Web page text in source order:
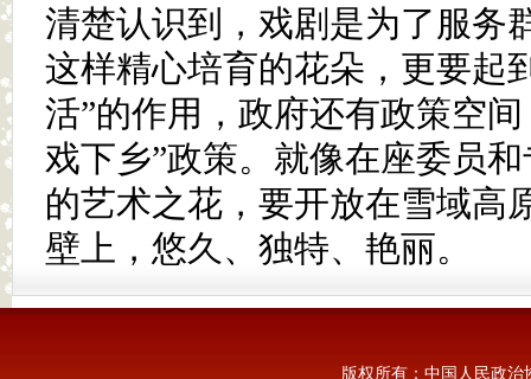
清楚认识到，戏剧是为了服务
这样精心培育的花朵，更要起
活”的作用，政府还有政策空
戏下乡”政策。就像在座委员
的艺术之花，要开放在雪域高
壁上，悠久、独特、艳丽。
版权所有：中国人民政